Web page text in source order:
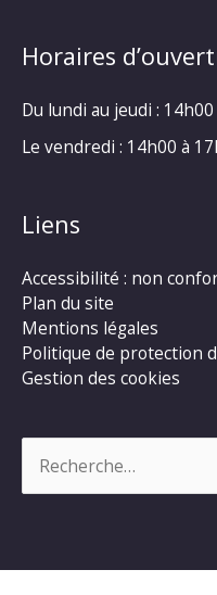
Horaires
Du lundi au jeudi :
Le vendredi : 14h00 à
Liens
Accessibilité : non
Plan du site
Mentions légales
Politique de protection
Gestion des cookies